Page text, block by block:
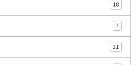
18
7
21